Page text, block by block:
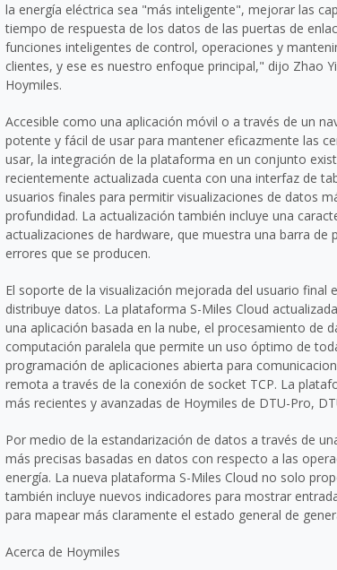
la energía eléctrica sea "más inteligente", mejorar las
tiempo de respuesta de los datos de las puertas de
funciones inteligentes de control, operaciones y
clientes, y ese es nuestro enfoque principal," dijo Zhao Yi
Hoymiles.
Accesible como una aplicación móvil o a través de un
potente y fácil de usar para mantener eficazmente las
usar, la integración de la plataforma en un conjunto
recientemente actualizada cuenta con una interfaz de
usuarios finales para permitir visualizaciones de datos
profundidad. La actualización también incluye una
actualizaciones de hardware, que muestra una barra
errores que se producen.
El soporte de la visualización mejorada del usuario
distribuye datos. La plataforma S-Miles Cloud
una aplicación basada en la nube, el procesamiento de
computación paralela que permite un uso óptimo de
programación de aplicaciones abierta para
remota a través de la conexión de socket TCP. La
más recientes y avanzadas de Hoymiles de DTU-Pro,
Por medio de la estandarización de datos a través de
más precisas basadas en datos con respecto a las
energía. La nueva plataforma S-Miles Cloud no solo
también incluye nuevos indicadores para mostrar
para mapear más claramente el estado general de
Acerca de Hoymiles